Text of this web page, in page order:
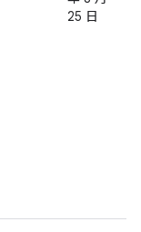
25 日